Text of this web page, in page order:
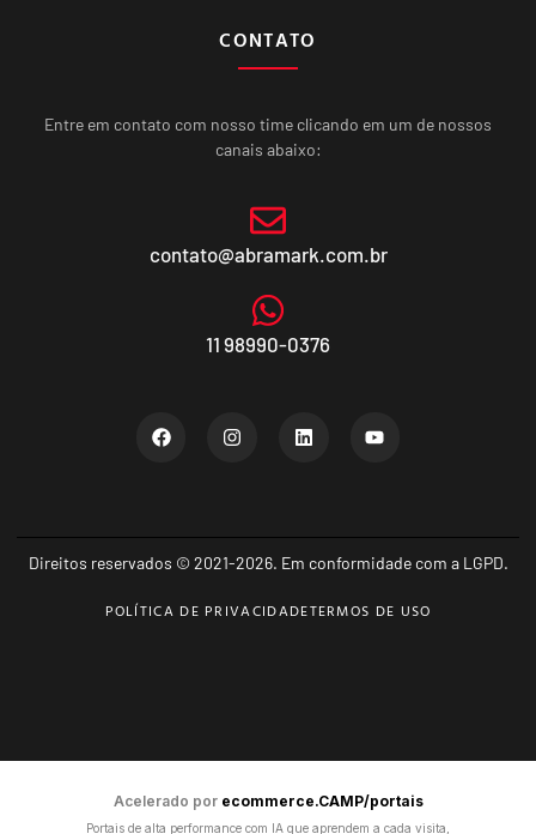
CONTATO
Entre em contato com nosso time clicando em um de nossos
canais abaixo:
contato@abramark.com.br
11 98990-0376
Direitos reservados © 2021-2026. Em conformidade com a LGPD.
POLÍTICA DE PRIVACIDADETERMOS DE USO
Acelerado por ecommerce.CAMP/portais
Portais de alta performance com IA que aprendem a cada visita,